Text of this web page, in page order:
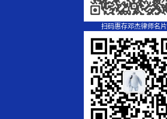
扫码惠存邓杰律师名片